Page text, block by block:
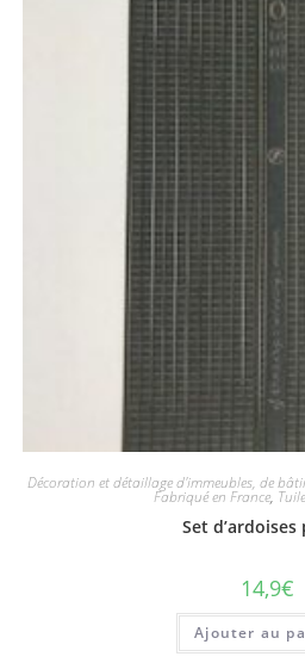
Décoration et détaillage d'immeubles, de
Fabriqué en France,
Set d’ardoises
14,9€
Ajouter au